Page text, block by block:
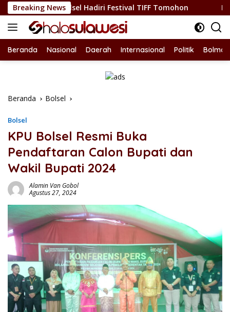
Langsung
ke
konten
Breaking News
Bolsel Hadiri Festival TIFF Tomohon Nepotisme
Beranda Nasional Daerah Internasional Politik
Beranda Bolsel
Bolsel
KPU Bolsel Resmi Buka
Pendaftaran Calon Bupati dan
Wakil Bupati 2024
Alamin Van Gobol
Agustus 27, 2024